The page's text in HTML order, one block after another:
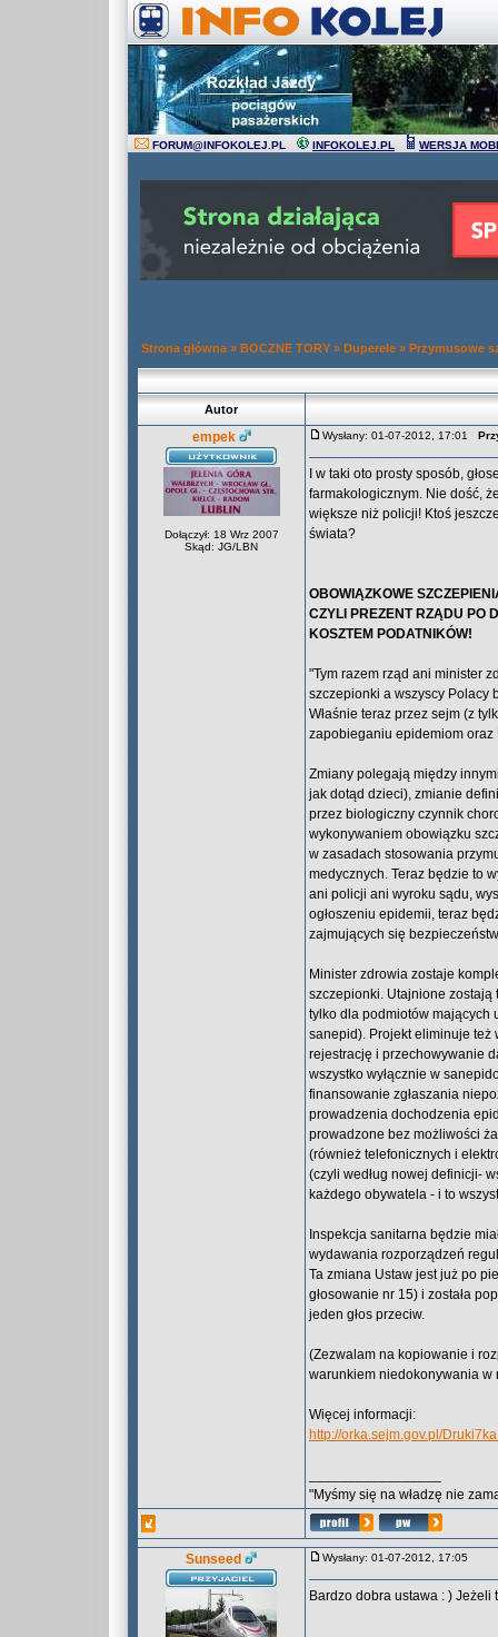
FORUM@INFOKOLEJ.PL INFOKOLEJ.PL WERSJA
Strona główna » BOCZNE TORY » Duperele » Przymusowe
Autor
empek
Dołączył: 18 Wrz 2007
Skąd: JG/LBN
Wysłany: 01-07-2012, 17:01
I w taki oto prosty sposób,
farmakologicznym. Nie dość,
większe niż policji! Ktoś
świata?
OBOWIĄZKOWE
CZYLI PREZENT RZĄDU PO
KOSZTEM PODATNIKÓW!
"Tym razem rząd ani minister
szczepionki a wszyscy Polacy
Właśnie teraz przez sejm (z
zapobieganiu epidemiom
Zmiany polegają między
jak dotąd dzieci), zmianie
przez biologiczny czynnik
wykonywaniem obowiązku
w zasadach stosowania
medycznych. Teraz będzie to
ani policji ani wyroku sądu,
ogłoszeniu epidemii, teraz
zajmujących się
Minister zdrowia zostaje
szczepionki. Utajnione zostają
tylko dla podmiotów mających
sanepid). Projekt eliminuje też
rejestrację i przechowywanie
wszystko wyłącznie w
finansowanie zgłaszania
prowadzenia dochodzenia
prowadzone bez możliwości
(również telefonicznych i
(czyli według nowej definicji-
każdego obywatela - i to
Inspekcja sanitarna będzie
wydawania rozporządzeń
Ta zmiana Ustaw jest już po
głosowanie nr 15) i została
jeden głos przeciw.
(Zezwalam na kopiowanie i
warunkiem niedokonywania w
Więcej informacji:
http://orka.sejm.gov.pl/
"Myśmy się na władzę nie
Sunseed Wysłany: 01-07-2012, 17:05
Bardzo dobra ustawa : )